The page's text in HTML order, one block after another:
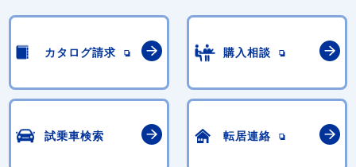
カタログ請求 購入相談
試乗車検索 転居連絡